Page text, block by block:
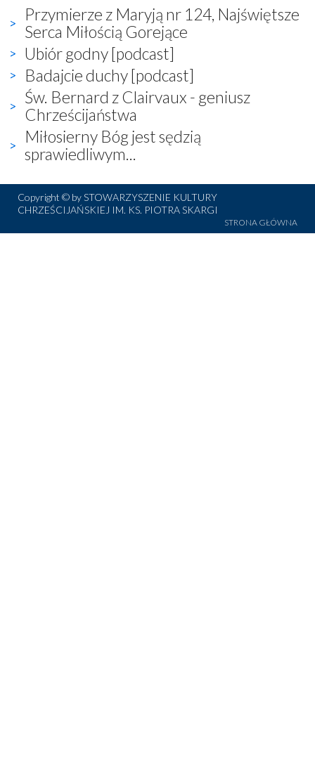
Przymierze z Maryją nr 124, Najświętsze
Serca Miłością Gorejące
Ubiór godny [podcast]
Badajcie duchy [podcast]
Św. Bernard z Clairvaux - geniusz
Chrześcijaństwa
Miłosierny Bóg jest sędzią
sprawiedliwym...
Copyright © by STOWARZYSZENIE KULTURY
CHRZEŚCIJAŃSKIEJ IM. KS. PIOTRA SKARGI
STRONA GŁÓWNA